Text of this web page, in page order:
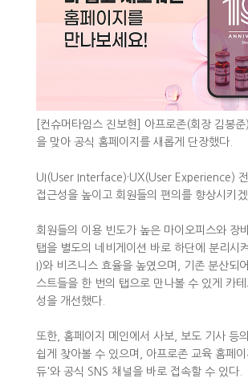
[컨슈머타임스 진보현] 아프로존(회장 김봉
을 맞아 공식 홈페이지를 새롭게 단장했다.
UI(User Interface)·UX(User Experience) 전
접근성을 높이고 회원들의 편의를 향상시키겠
회원들의 이용 빈도가 높은 마이오피스와 장
탭을 별도의 네비게이션 바로 하단에 분리시
I)와 비즈니스 효율을 높였으며, 기존 분산되
스트들을 한 번의 탭으로 만나볼 수 있게 카
성을 개선했다.
또한, 홈페이지 메인에서 사보, 보도 기사 등
쉽게 찾아볼 수 있으며, 아프로존 교육 홈페이
듀'와 공식 SNS 채널을 바로 접속할 수 있다.